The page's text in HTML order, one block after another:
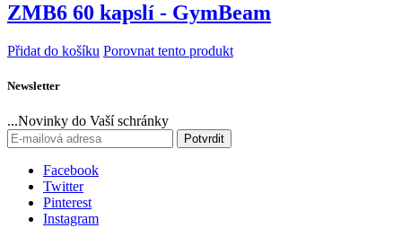
ZMB6 60 kapslí - GymBeam
Přidat do košíku Porovnat tento produkt
Newsletter
...Novinky do Vaší schránky
Potvrdit
Facebook
Twitter
Pinterest
Instagram